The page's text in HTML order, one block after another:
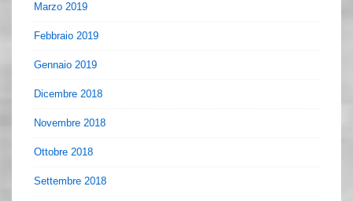
Marzo 2019
Febbraio 2019
Gennaio 2019
Dicembre 2018
Novembre 2018
Ottobre 2018
Settembre 2018